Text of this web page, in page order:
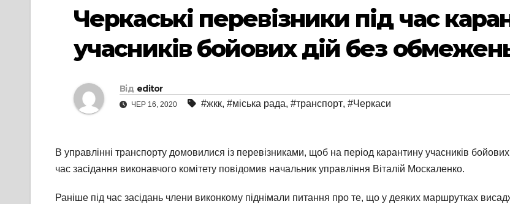
Черкаські перевізники під час
учасників бойових дій без
Від editor
ЧЕР 16, 2020 #жкк, #міська рада, #транспорт, #Черкаси
В управлінні транспорту домовилися із перевізниками, щоб на період карантину учасників
час засідання виконавчого комітету повідомив начальник управління Віталій Москаленко.
Раніше під час засідань члени виконкому піднімали питання про те, що у деяких маршрутках